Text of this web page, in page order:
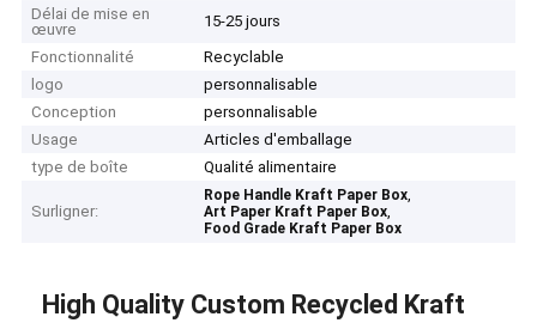
Délai de mise en
œuvre
15-25 jours
Fonctionnalité
Recyclable
logo
personnalisable
Conception
personnalisable
Usage
Articles d'emballage
type de boîte
Qualité alimentaire
Surligner:
Rope Handle Kraft Paper Box,
Art Paper Kraft Paper Box,
Food Grade Kraft Paper Box
High Quality Custom Recycled Kraft